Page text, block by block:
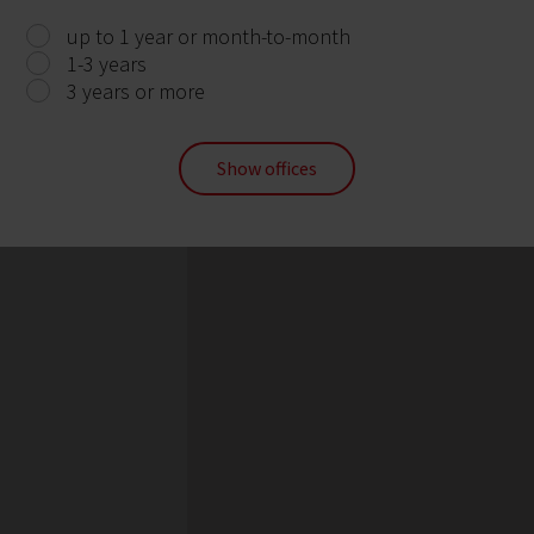
up to 1 year or month-to-month
1-3 years
3 years or more
Show offices